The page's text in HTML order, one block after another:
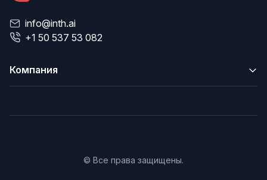
info@inth.ai
+1 50 537 53 082
Компания
© Все права защищены.